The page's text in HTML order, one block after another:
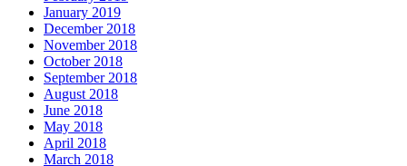
January 2019
December 2018
November 2018
October 2018
September 2018
August 2018
June 2018
May 2018
April 2018
March 2018